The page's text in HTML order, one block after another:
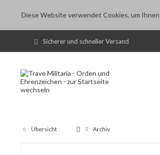
Diese Website verwendet Cookies, um
Sicherer und schneller Versand
Übersicht Archiv